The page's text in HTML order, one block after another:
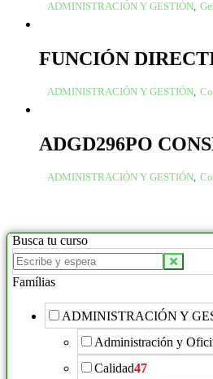
ADMINISTRACIÓN Y GESTIÓN,
FUNCIÓN
ADMINISTRACIÓN Y GESTIÓN,
ADGD296PO
ADMINISTRACIÓN Y GESTIÓN,
Busca tu curso
Buscar
productos:
Famílias
ADMINISTRACIÓN Y
Administración y
Calidad47